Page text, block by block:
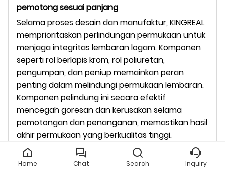
pemotong sesuai panjang
Selama proses desain dan manufaktur, KINGREAL
memprioritaskan perlindungan permukaan untuk
menjaga integritas lembaran logam. Komponen
seperti rol berlapis krom, rol poliuretan,
pengumpan, dan peniup memainkan peran
penting dalam melindungi permukaan lembaran.
Komponen pelindung ini secara efektif
mencegah goresan dan kerusakan selama
pemotongan dan penanganan, memastikan hasil
akhir permukaan yang berkualitas tinggi.
Home Chat Search Inquiry